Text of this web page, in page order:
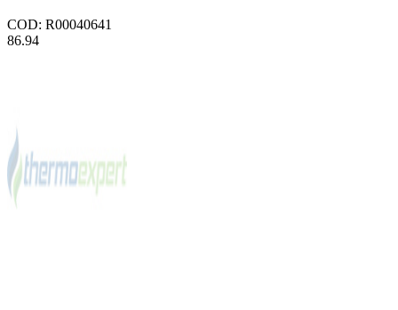
COD: R00040641
86.94